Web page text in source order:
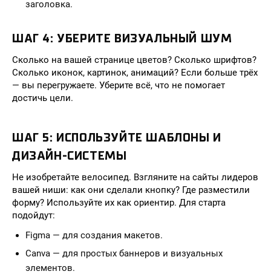
заголовка.
ШАГ 4: УБЕРИТЕ ВИЗУАЛЬНЫЙ ШУМ
Сколько на вашей странице цветов? Сколько шрифтов?
Сколько иконок, картинок, анимаций? Если больше трёх
— вы перегружаете. Уберите всё, что не помогает
достичь цели.
ШАГ 5: ИСПОЛЬЗУЙТЕ ШАБЛОНЫ И
ДИЗАЙН-СИСТЕМЫ
Не изобретайте велосипед. Взгляните на сайты лидеров
вашей ниши: как они сделали кнопку? Где разместили
форму? Используйте их как ориентир. Для старта
подойдут:
Figma — для создания макетов.
Canva — для простых баннеров и визуальных
элементов.